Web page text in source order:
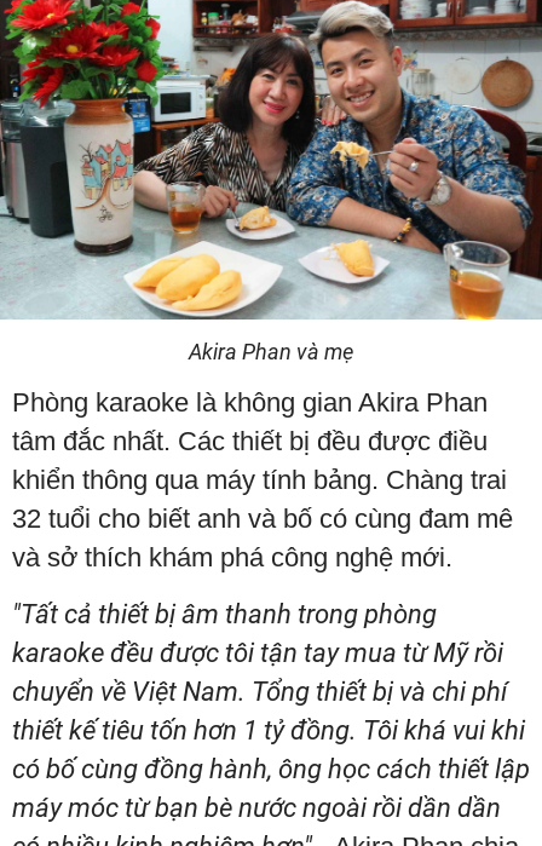
Akira Phan và mẹ
Phòng karaoke là không gian Akira Phan
tâm đắc nhất. Các thiết bị đều được điều
khiển thông qua máy tính bảng. Chàng trai
32 tuổi cho biết anh và bố có cùng đam mê
và sở thích khám phá công nghệ mới.
"Tất cả thiết bị âm thanh trong phòng
karaoke đều được tôi tận tay mua từ Mỹ rồi
chuyển về Việt Nam. Tổng thiết bị và chi phí
thiết kế tiêu tốn hơn 1 tỷ đồng. Tôi khá vui khi
có bố cùng đồng hành, ông học cách thiết lập
máy móc từ bạn bè nước ngoài rồi dần dần